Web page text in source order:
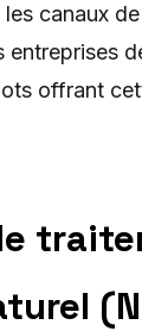
canaux
entreprises
offrant